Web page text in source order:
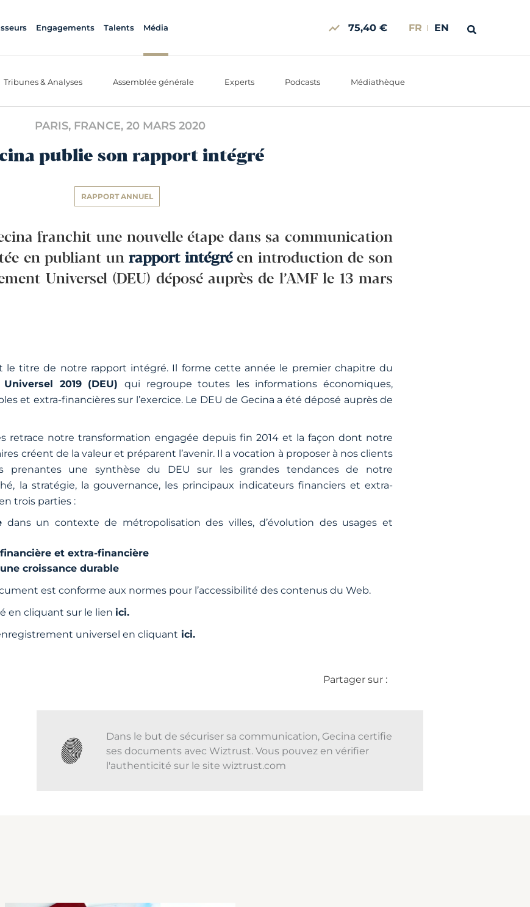
Engagements Talents Média 75,40 € FR EN
Tribunes & Analyses Assemblée générale Experts Podcasts Médiathèque
PARIS, FRANCE, 20 MARS 2020
publie son rapport intégré
RAPPORT ANNUEL
franchit une nouvelle étape dans sa communication
en publiant unrapport intégréen introduction de son
Universel (DEU) déposé auprès de l’AMF le 13 mars
le titre de notre rapport intégré. Il forme cette année le premier chapitre du
2019 (DEU)
qui regroupe toutes les informations économiques,
et extra-financières sur l’exercice. Le DEU de Gecina a été déposé auprès de
retrace notre transformation engagée depuis fin 2014 et la façon dont notre
créent de la valeur et préparent l’avenir. Il a vocation à proposer à nos clients
prenantes une synthèse du DEU sur les grandes tendances de notre
la stratégie, la gouvernance, les principaux indicateurs financiers et extra-
trois parties :
dans un contexte de métropolisation des villes, d’évolution des usages et
et extra-financière
croissance durable
est conforme aux normes pour l’accessibilité des contenus du Web.
en cliquant sur le lien ici.
universel en cliquant ici.
Partager sur :
Dans le but de sécuriser sa communication, Gecina certifie
ses documents avec Wiztrust. Vous pouvez en vérifier
l'authenticité sur le site wiztrust.com